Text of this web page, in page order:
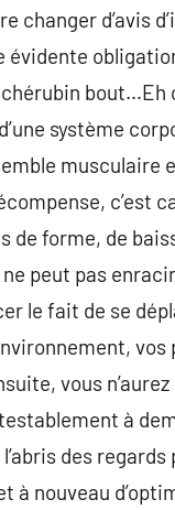
d’avis
évidente
système
c’est
de forme, de
peut pas
le fait de se
vous
à
des
nouveau